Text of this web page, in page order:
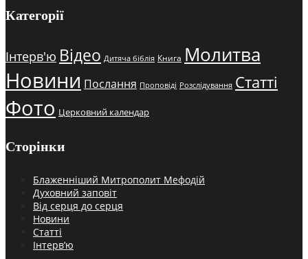
Категорії
Інтерв'ю Відео Дитяча біблія Книга Молитва
Новини Послання Проповіді Розслідування Статті
Фото Церковний календар
Сторінки
Блаженніший Митрополит Мефодій
Духовний заповіт
Від серця до серця
Новини
Статті
Інтерв’ю